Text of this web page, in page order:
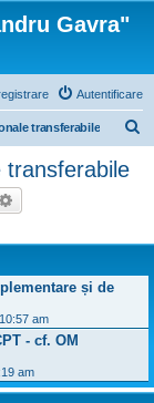
Gavra"
Autentificare
transferabile
transferabile
și de
am
- cf. OM
am